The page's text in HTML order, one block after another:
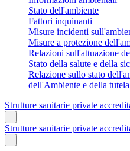
Stato dell'ambiente
Fattori inquinanti
Misure incidenti
Misure a protezione
Relazioni sull'attuazione
Stato della salute e della
Relazione sullo stato
dell'Ambiente e della
Strutture sanitarie private
Strutture sanitarie private